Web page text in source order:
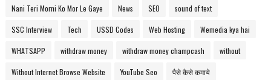
Nani Teri Morni Ko Mor Le Gaye News SEO sound of text
SSC Interview Tech USSD Codes Web Hosting Wemedia kya hai
WHATSAPP withdraw money withdraw money champcash without
Without Internet Browse Website YouTube Seo पैसे कैसे कमाये